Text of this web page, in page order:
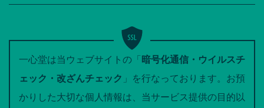
一心堂は当ウェブサイトの「暗号化通信・ウイルスチ
ェック・改ざんチェック 」を行なっております。お預
かりした大切な個人情報は、当サービス提供の目的以